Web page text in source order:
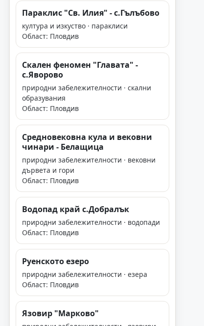
Параклис "Св. Илия" - с.Гълъбово
култура и изкуство · параклиси
Област: Пловдив
Скален феномен "Главата" -
с.Яворово
природни забележителности · скални
образувания
Област: Пловдив
Средновековна кула и вековни
чинари - Белащица
природни забележителности · вековни
дървета и гори
Област: Пловдив
Водопад край с.Добралък
природни забележителности · водопади
Област: Пловдив
Руенското езеро
природни забележителности · езера
Област: Пловдив
Язовир "Марково"